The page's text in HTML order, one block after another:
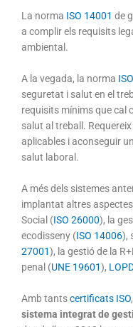
La norma ISO 14001 de
a complir els requisits
ambiental.
A la vegada, la norma
seguretat i salut en el
requisits mínims que cal
salut al treball.
aplicables i aconseguir
salut laboral.
A més dels sistemes
implantat altres
Social (ISO 26000), la
ecodisseny (ISO 14006),
27001), la gestió de la
penal (UNE 19601), LOPD
Amb tantscertificats ISO
sistema integrat de